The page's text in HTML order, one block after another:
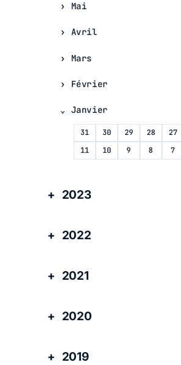
Mai
Avril
Mars
Février
Janvier
31 30 29 28 27
11
10 9 8 7
2023
2022
2021
2020
2019